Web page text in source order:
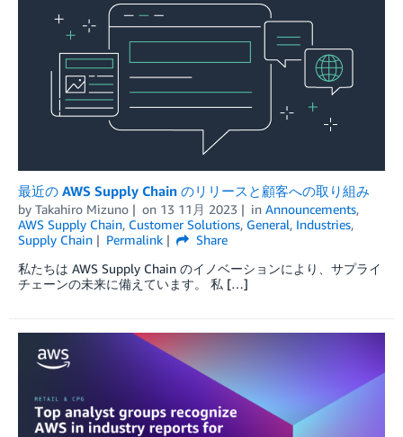
最近の AWS Supply Chain のリリースと顧客への取り組み
by Takahiro Mizuno on 13 11月 2023 in Announcements,
AWS Supply Chain, Customer Solutions, General, Industries,
Supply Chain
Permalink
Share
私たちは AWS Supply Chain のイノベーションにより、サプライ
チェーンの未来に備えています。 私 […]